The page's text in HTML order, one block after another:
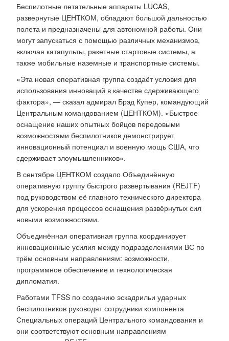
Беспилотные летательные аппараты LUCAS,
развернутые ЦЕНТКОМ, обладают большой дальностью
полета и предназначены для автономной работы. Они
могут запускаться с помощью различных механизмов,
включая катапульты, ракетные стартовые системы, а
также мобильные наземные и транспортные системы.
«Эта новая оперативная группа создаёт условия для
использования инноваций в качестве сдерживающего
фактора», — сказал адмирал Брэд Купер, командующий
Центральным командованием (ЦЕНТКОМ). «Быстрое
оснащение наших опытных бойцов передовыми
возможностями беспилотников демонстрирует
инновационный потенциал и военную мощь США, что
сдерживает злоумышленников».
В сентябре ЦЕНТКОМ создало Объединённую
оперативную группу быстрого развертывания (REJTF)
под руководством её главного технического директора
для ускорения процессов оснащения развёрнутых сил
новыми возможностями.
Объединённая оперативная группа координирует
инновационные усилия между подразделениями ВС по
трём основным направлениям: возможности,
программное обеспечение и технологическая
дипломатия.
Работами TFSS по созданию эскадрильи ударных
беспилотников руководят сотрудники компонента
Специальных операций Центрального командования и
они соответствуют основным направлениям